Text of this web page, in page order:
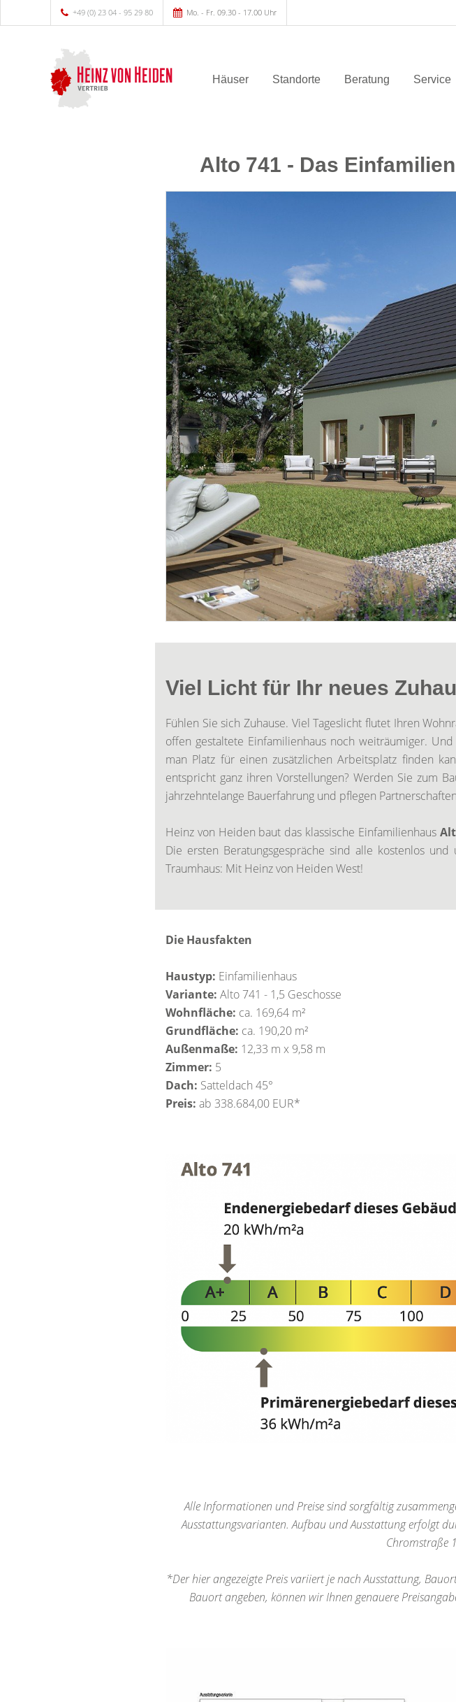
+49 (0) 23 04 - 95 29 80 Mo. - Fr. 09.30 - 17.00 Uhr
Häuser Standorte Beratung Service
Alto 741 - Das
Viel Licht für Ihr neues
Fühlen Sie sich Zuhause. Viel Tageslicht flutet Ihren
offen gestaltete Einfamilienhaus noch weiträumiger.
man Platz für einen zusätzlichen Arbeitsplatz finden
entspricht ganz ihren Vorstellungen? Werden Sie zum
jahrzehntelange Bauerfahrung und pflegen
Heinz von Heiden baut das klassische Einfamilienhaus
Die ersten Beratungsgespräche sind alle kostenlos
Traumhaus: Mit Heinz von Heiden West!
Die Hausfakten
Haustyp: Einfamilienhaus
Variante: Alto 741 - 1,5 Geschosse
Wohnfläche: ca. 169,64 m²
Grundfläche: ca. 190,20 m²
Außenmaße: 12,33 m x 9,58 m
Zimmer: 5
Dach: Satteldach 45°
Preis: ab 338.684,00 EUR*
Alle Informationen und Preise sind sorgfältig
Ausstattungsvarianten. Aufbau und Ausstattung erfolgt
Chromstraße
*Der hier angezeigte Preis variiert je nach Ausstattung,
Bauort angeben, können wir Ihnen genauere